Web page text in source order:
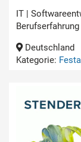
IT |
Deutschland
Kategorie: